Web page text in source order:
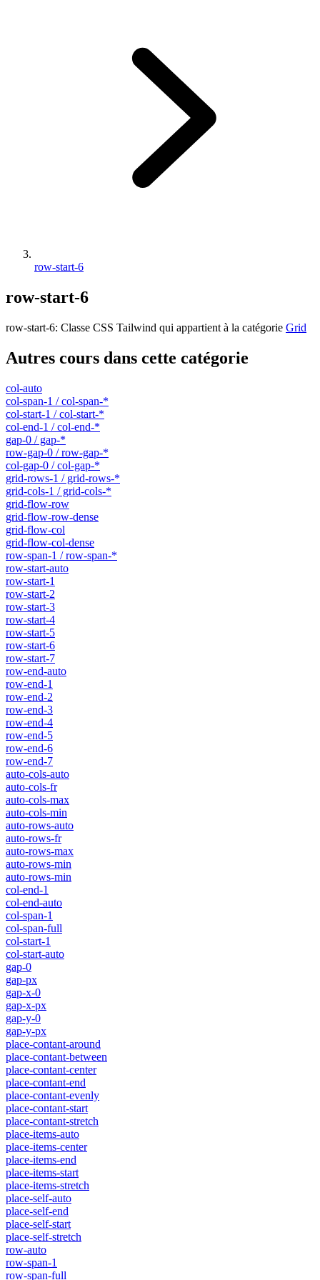
row-start-6
row-start-6
row-start-6: Classe CSS Tailwind qui appartient à la catégorie Grid
Autres cours dans cette catégorie
col-auto
col-span-1 / col-span-*
col-start-1 / col-start-*
col-end-1 / col-end-*
gap-0 / gap-*
row-gap-0 / row-gap-*
col-gap-0 / col-gap-*
grid-rows-1 / grid-rows-*
grid-cols-1 / grid-cols-*
grid-flow-row
grid-flow-row-dense
grid-flow-col
grid-flow-col-dense
row-span-1 / row-span-*
row-start-auto
row-start-1
row-start-2
row-start-3
row-start-4
row-start-5
row-start-6
row-start-7
row-end-auto
row-end-1
row-end-2
row-end-3
row-end-4
row-end-5
row-end-6
row-end-7
auto-cols-auto
auto-cols-fr
auto-cols-max
auto-cols-min
auto-rows-auto
auto-rows-fr
auto-rows-max
auto-rows-min
auto-rows-min
col-end-1
col-end-auto
col-span-1
col-span-full
col-start-1
col-start-auto
gap-0
gap-px
gap-x-0
gap-x-px
gap-y-0
gap-y-px
place-contant-around
place-contant-between
place-contant-center
place-contant-end
place-contant-evenly
place-contant-start
place-contant-stretch
place-items-auto
place-items-center
place-items-end
place-items-start
place-items-stretch
place-self-auto
place-self-end
place-self-start
place-self-stretch
row-auto
row-span-1
row-span-full